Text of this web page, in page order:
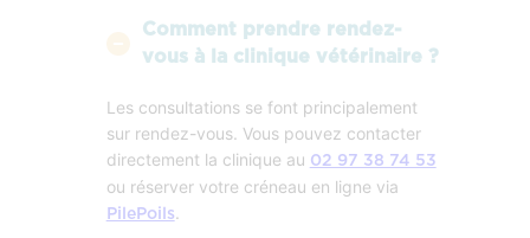
Comment prendre rendez-
vous à la clinique vétérinaire ?
Les consultations se font principalement
sur rendez-vous. Vous pouvez contacter
directement la clinique au 02 97 38 74 53
ou réserver votre créneau en ligne via
PilePoils